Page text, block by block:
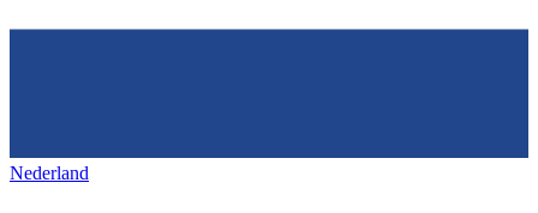
Nederland